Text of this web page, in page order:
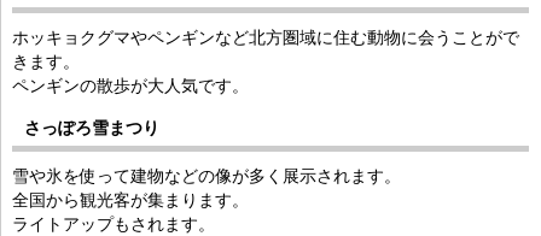
ホッキョクグマやペンギンなど北方圏域に住む動物に会うことがで
きます。
ペンギンの散歩が大人気です。
さっぽろ雪まつり
雪や氷を使って建物などの像が多く展示されます。
全国から観光客が集まります。
ライトアップもされます。